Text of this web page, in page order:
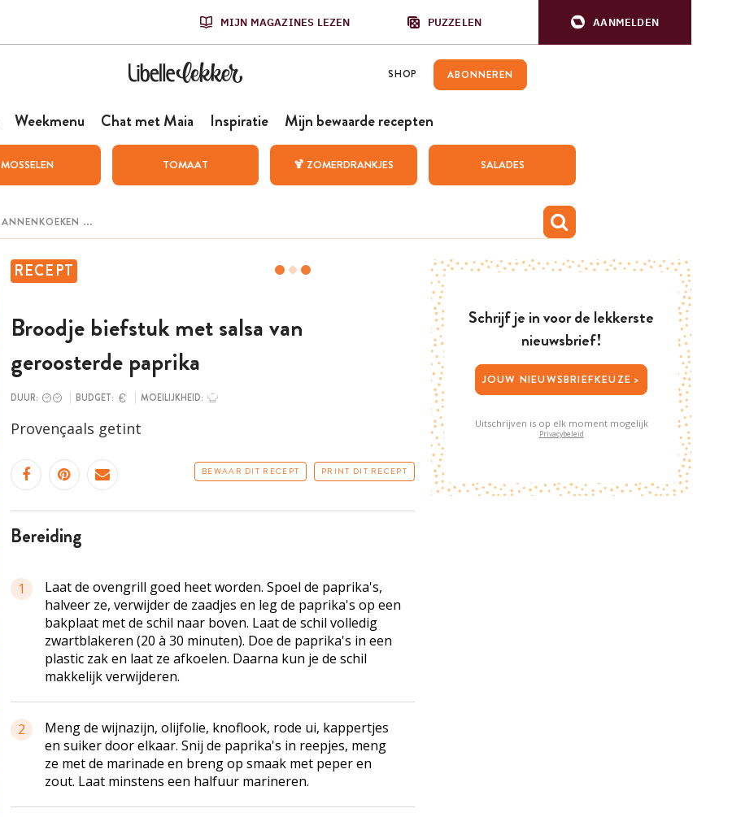
MIJN MAGAZINES LEZEN PUZZELEN AANMELDEN
SHOP ABONNEREN
Weekmenu Chat met Maia Inspiratie Mijn bewaarde recepten
MOSSELEN TOMAAT 🍹 ZOMERDRANKJES SALADES
RECEPT
Broodje biefstuk met salsa van
geroosterde paprika
DUUR: BUDGET: MOEILIJKHEID:
Provençaals getint
BEWAAR DIT RECEPT PRINT DIT RECEPT
bereiding
1
Laat de ovengrill goed heet worden. Spoel de paprika's,
halveer ze, verwijder de zaadjes en leg de paprika's op een
bakplaat met de schil naar boven. Laat de schil volledig
zwartblakeren (20 à 30 minuten). Doe de paprika's in een
plastic zak en laat ze afkoelen. Daarna kun je de schil
makkelijk verwijderen.
2
Meng de wijnazijn, olijfolie, knoflook, rode ui, kappertjes
en suiker door elkaar. Snij de paprika's in reepjes, meng
ze met de marinade en breng op smaak met peper en
zout. Laat minstens een halfuur marineren.
Schrijf je in voor de lekkerste
nieuwsbrief!
JOUW NIEUWSBRIEFKEUZE >
Uitschrijven is op elk moment mogelijk
Privacybeleid